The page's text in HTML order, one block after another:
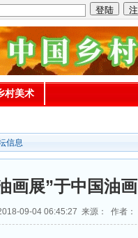
村美术
信息
展”于中国油
09-04 06:45:27 来源： 作者：